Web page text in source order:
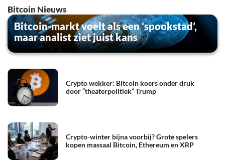
Bitcoin Nieuws
Bitcoin-markt voelt als een ‘spookstad’,
maar analist ziet juist kans
Crypto wekker: Bitcoin koers onder druk
door “theaterpolitiek” Trump
Crypto-winter bijna voorbij? Grote spelers
kopen massaal Bitcoin, Ethereum en XRP